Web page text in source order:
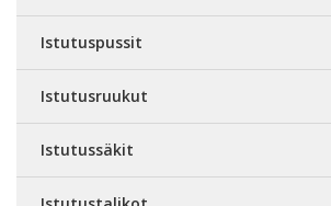
Istutuspussit
Istutusruukut
Istutussäkit